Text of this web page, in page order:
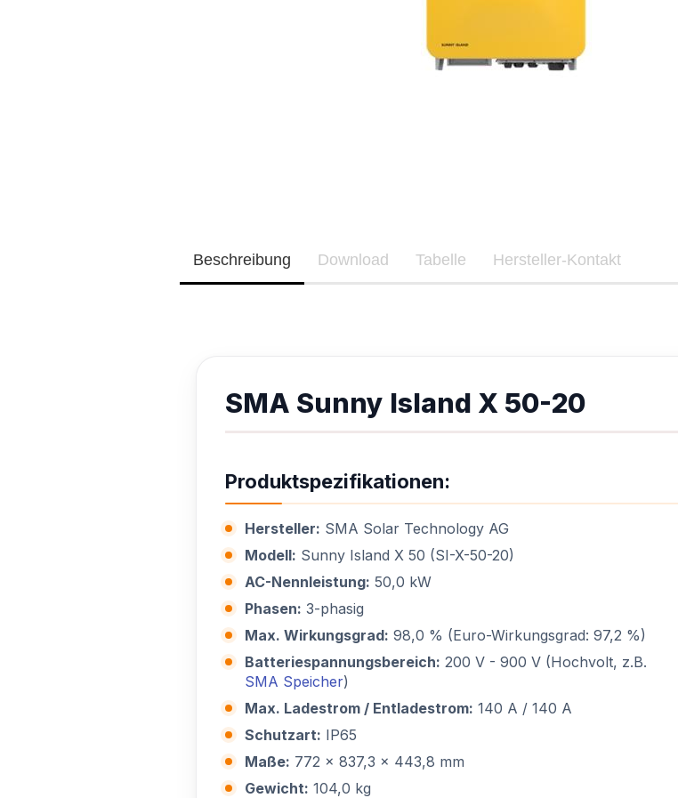
Beschreibung Download Tabelle Hersteller-Kontakt
SMA Sunny Island X 50-20
Produktspezifikationen:
Hersteller: SMA Solar Technology AG
Modell: Sunny Island X 50 (SI-X-50-20)
AC-Nennleistung: 50,0 kW
Phasen: 3-phasig
Max. Wirkungsgrad: 98,0 % (Euro-Wirkungsgrad: 97,2 %)
Batteriespannungsbereich: 200 V - 900 V (Hochvolt, z.B.
SMA Speicher)
Max. Ladestrom / Entladestrom: 140 A / 140 A
Schutzart: IP65
Maße: 772 x 837,3 x 443,8 mm
Gewicht: 104,0 kg